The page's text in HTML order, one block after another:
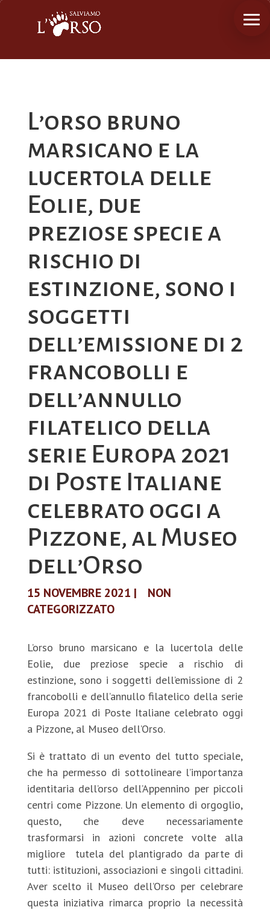
L’orso bruno
marsicano e la
lucertola delle
Eolie, due
preziose specie a
rischio di
estinzione, sono i
soggetti
dell’emissione di 2
francobolli e
dell’annullo
filatelico della
serie Europa 2021
di Poste Italiane
celebrato oggi a
Pizzone, al Museo
dell’Orso
15 NOVEMBRE 2021 |
NON
CATEGORIZZATO
L’orso bruno marsicano e la lucertola delle
Eolie, due preziose specie a rischio di
estinzione, sono i soggetti dell’emissione di 2
francobolli e dell’annullo filatelico della serie
Europa 2021 di Poste Italiane celebrato oggi
a Pizzone, al Museo dell’Orso.
Si è trattato di un evento del tutto speciale,
che ha permesso di sottolineare l’importanza
identitaria dell’orso dell’Appennino per piccoli
centri come Pizzone. Un elemento di orgoglio,
questo, che deve necessariamente
trasformarsi in azioni concrete volte alla
migliore tutela del plantigrado da parte di
tutti: istituzioni, associazioni e singoli cittadini.
Aver scelto il Museo dell’Orso per celebrare
questa iniziativa rimarca proprio la necessità